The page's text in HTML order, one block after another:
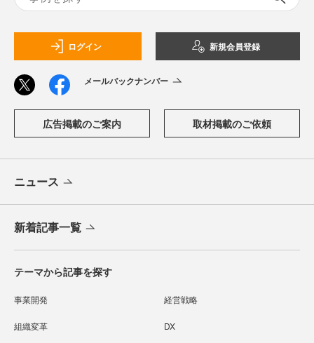
ログイン 新規会員登録
メールバックナンバー
広告掲載のご案内 取材掲載のご依頼
ニュース
新着記事一覧
テーマから記事を探す
事業開発 経営戦略
組織変革 DX